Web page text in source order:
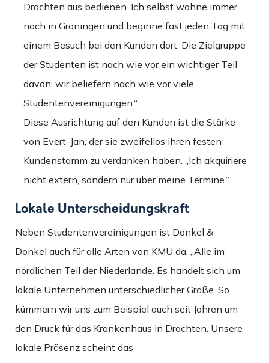
Drachten aus bedienen. Ich selbst wohne immer
noch in Groningen und beginne fast jeden Tag mit
einem Besuch bei den Kunden dort. Die Zielgruppe
der Studenten ist nach wie vor ein wichtiger Teil
davon; wir beliefern nach wie vor viele
Studentenvereinigungen.“
Diese Ausrichtung auf den Kunden ist die Stärke
von Evert-Jan, der sie zweifellos ihren festen
Kundenstamm zu verdanken haben. „Ich akquiriere
nicht extern, sondern nur über meine Termine.“
Lokale Unterscheidungskraft
Neben Studentenvereinigungen ist Donkel &
Donkel auch für alle Arten von KMU da. „Alle im
nördlichen Teil der Niederlande. Es handelt sich um
lokale Unternehmen unterschiedlicher Größe. So
kümmern wir uns zum Beispiel auch seit Jahren um
den Druck für das Krankenhaus in Drachten. Unsere
lokale Präsenz scheint das